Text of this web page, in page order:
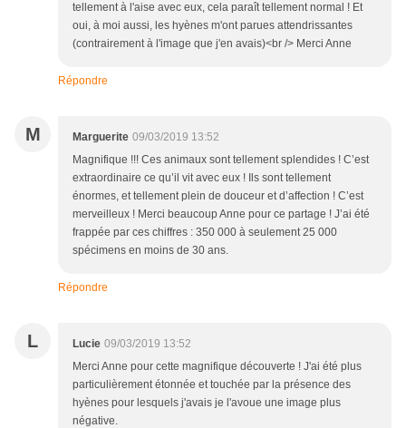
tellement à l'aise avec eux, cela paraît tellement normal ! Et
oui, à moi aussi, les hyènes m'ont parues attendrissantes
(contrairement à l'image que j'en avais)<br /> Merci Anne
Répondre
M Marguerite 09/03/2019 13:52
Magnifique !!! Ces animaux sont tellement splendides ! C’est
extraordinaire ce qu’il vit avec eux ! Ils sont tellement
énormes, et tellement plein de douceur et d’affection ! C’est
merveilleux ! Merci beaucoup Anne pour ce partage ! J’ai été
frappée par ces chiffres : 350 000 à seulement 25 000
spécimens en moins de 30 ans.
Répondre
L Lucie 09/03/2019 13:52
Merci Anne pour cette magnifique découverte ! J'ai été plus
particulièrement étonnée et touchée par la présence des
hyènes pour lesquels j'avais je l'avoue une image plus
négative.